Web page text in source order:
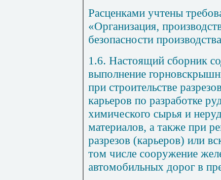
Расценками учтены
«Организация,
безопасности
1.6. Настоящий сборник
выполнение
при строительстве
карьеров по разработке
химического сырья и
материалов, а также при
разрезов (карьеров) или
том числе сооружение
автомобильных дорог в